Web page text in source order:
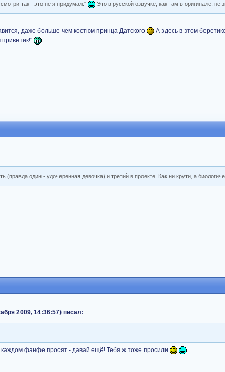
так - это не я придумал."
Это в русской озвучке, как там в оригинале, не
даже больше чем костюм принца Датского
А здесь в этом
(правда один - удочеренная девочка) и третий в проекте. Как ни крути, а
2009, 14:36:57) писал:
каждом фанфе просят - давай ещё! Тебя ж тоже просили